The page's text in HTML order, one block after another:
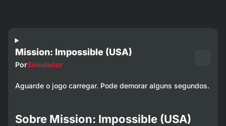
Mission: Impossible (USA)
PorSimulador
Aguarde o jogo carregar. Pode demorar alguns segundos.
Sobre Mission: Impossible (USA)